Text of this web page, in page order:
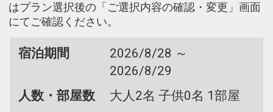
はプラン選択後の「ご選択内容の確認・変更」画面
にてご確認ください。
宿泊期間
2026/8/28 ～
2026/8/29
人数・部屋数
大人2名 子供0名 1部屋